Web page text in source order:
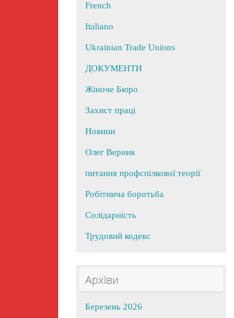
French
Italiano
Ukrainian Trade Unions
ДОКУМЕНТИ
Жіноче Бюро
Захист праці
Новини
Олег Верник
питання профспілкової теорії
Робітнича боротьба
Солідарність
Трудовий кодекс
Архіви
Березень 2026